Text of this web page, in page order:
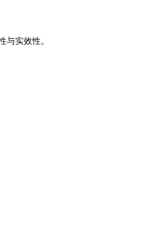
实效性。